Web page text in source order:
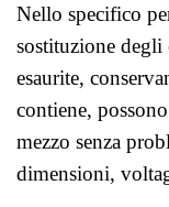
Nello specifico
sostituzione degli
esaurite,
contiene,
mezzo senza
dimensioni,